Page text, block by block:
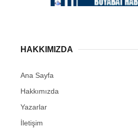
HAKKIMIZDA
Ana Sayfa
Hakkımızda
Yazarlar
İletişim